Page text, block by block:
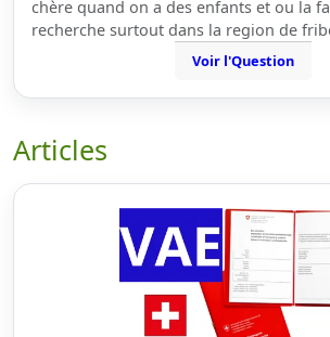
chère quand on a des enfants et ou la
recherche surtout dans la region de
Voir l'Question
Articles